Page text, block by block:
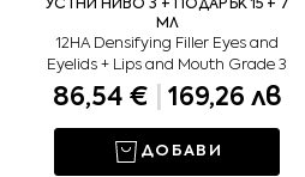
УСТНИ НИВО 3 + ПОДАРЪК 15 + 7
МЛ
12HA Densifying Filler Eyes and
Eyelids + Lips and Mouth Grade 3
86,54 € 169,26 лв
ДОБАВИ